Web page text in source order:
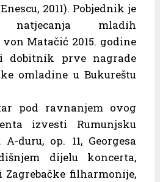
2011). Pobjednik je
natjecanja mladih
Matačić 2015. godine
dobitnik prve nagrade
omladine u Bukureštu
pod ravnanjem ovog
izvesti Rumunjsku
duru, op. 11, Georgesa
dijelu koncerta,
filharmonije,